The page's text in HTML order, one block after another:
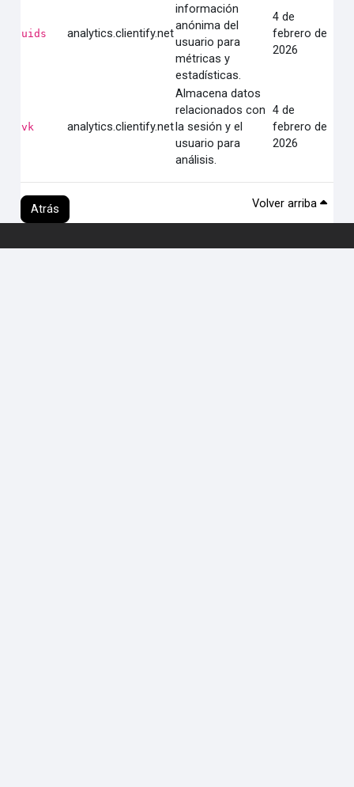
uids analytics.clientify.net
información
anónima del
usuario para
métricas y
estadísticas.
4 de
febrero de
2026
vk analytics.clientify.net
Almacena datos
relacionados con
la sesión y el
usuario para
análisis.
4 de
febrero de
2026
Atrás Volver arriba